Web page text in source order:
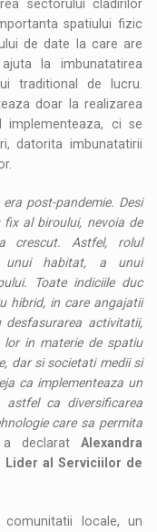
sectorului cladirilor
spatiului fizic
de date la care are
la imbunatatirea
traditional de lucru.
doar la realizarea
ci se
datorita imbunatatirii
post-pandemie. Desi
al biroului, nevoia de
crescut. Astfel, rolul
unui habitat, a unui
Toate indiciile duc
hibrid, in care angajatii
activitatii,
lor in materie de spatiu
dar si societati medii si
ca implementeaza un
ca diversificarea
care sa permita
a declarat Alexandra
Lider al Serviciilor de
locale, un